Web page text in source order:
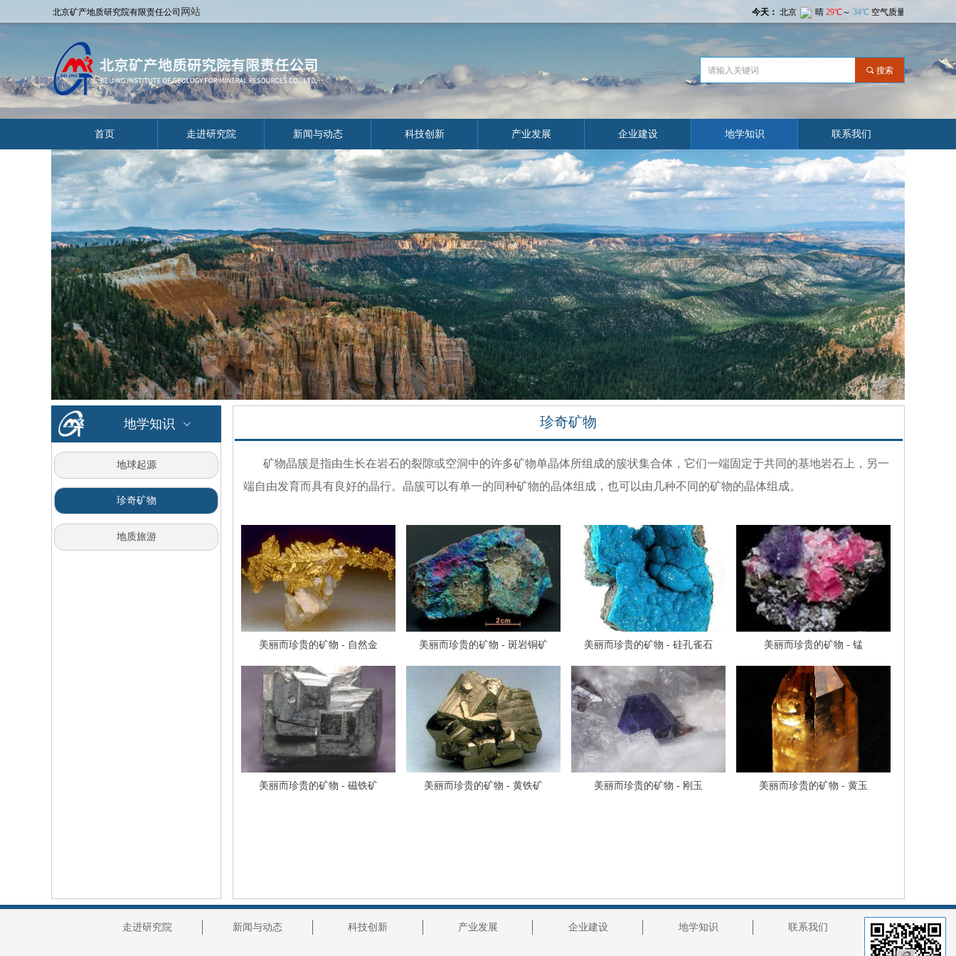
北京矿产地质研究院有限责任公司网站
끠 搜索
首页 走进研究院 新闻与动态 科技创新 产业发展 企业建设 地学知识 联系我们
地学知识 ꀁ
地质旅游
地球起源
珍奇矿物
珍奇矿物
矿物晶簇是指由生长在岩石的裂隙或空洞中的许多矿物单晶体所组成的簇状集合体 ，它们一端固定于共同的基地岩石上，另一
端自由发育而具有良好的晶行。晶簇可以有单一的同种矿物的晶体组成，也可以由几种不同的矿物的晶体组成。
美丽而珍贵的矿物 - 自然金 美丽而珍贵的矿物 - 斑岩铜矿 美丽而珍贵的矿物 - 硅孔雀石 美丽而珍贵的矿物 - 锰
美丽而珍贵的矿物 - 磁铁矿 美丽而珍贵的矿物 - 黄铁矿 美丽而珍贵的矿物 - 刚玉 美丽而珍贵的矿物 - 黄玉
走进研究院 新闻与动态 科技创新 产业发展 企业建设 地学知识 联系我们